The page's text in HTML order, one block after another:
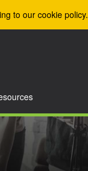
to our cookie policy.